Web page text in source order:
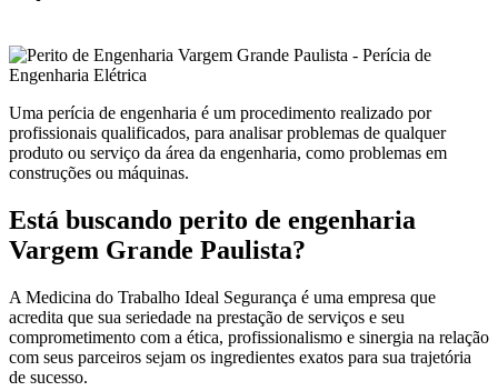
Uma perícia de engenharia é um procedimento realizado por
profissionais qualificados, para analisar problemas de qualquer
produto ou serviço da área da engenharia, como problemas em
construções ou máquinas.
Está buscando perito de engenharia
Vargem Grande Paulista?
A Medicina do Trabalho Ideal Segurança é uma empresa que
acredita que sua seriedade na prestação de serviços e seu
comprometimento com a ética, profissionalismo e sinergia na relação
com seus parceiros sejam os ingredientes exatos para sua trajetória
de sucesso.